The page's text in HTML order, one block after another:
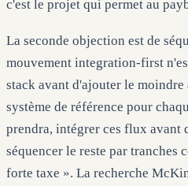
c'est le projet qui permet au
La seconde objection est de
mouvement integration-first
stack avant d'ajouter le moindre
système de référence pour
prendra, intégrer ces flux avant
séquencer le reste par tranches
forte taxe ». La recherche